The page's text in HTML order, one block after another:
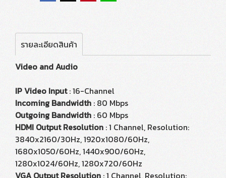
รายละเอียดสินค้า
Video and Audio
IP Video Input: 16-Channel
Incoming Bandwidth : 80 Mbps
Outgoing Bandwidth : 60 Mbps
HDMI Output Resolution : 1 Channel, Resolution:
3840x2160/30Hz, 1920x1080/60Hz,
1680x1050/60Hz, 1440x900/60Hz,
1280x1024/60Hz, 1280x720/60Hz
VGA Output Resolution : 1 Channel, Resolution: